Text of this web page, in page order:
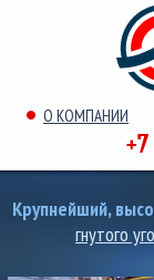
О КОМПАНИИ
Крупнейший,
гнутого